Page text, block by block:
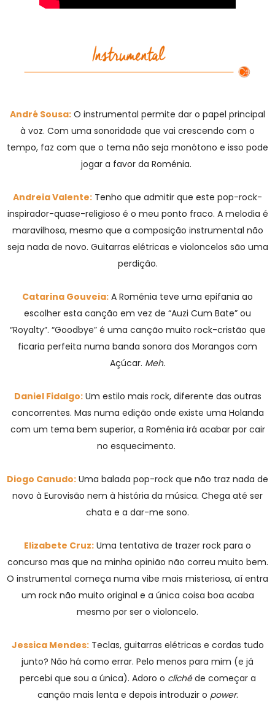
André Sousa: O instrumental permite dar o papel principal
à voz. Com uma sonoridade que vai crescendo com o
tempo, faz com que o tema não seja monótono e isso pode
jogar a favor da Roménia.
Andreia Valente: Tenho que admitir que este pop-rock-
inspirador-quase-religioso é o meu ponto fraco. A melodia é
maravilhosa, mesmo que a composição instrumental não
seja nada de novo. Guitarras elétricas e violoncelos são uma
perdição.
Catarina Gouveia: A Roménia teve uma epifania ao
escolher esta canção em vez de “Auzi Cum Bate” ou
“Royalty”. “Goodbye” é uma canção muito rock-cristão que
ficaria perfeita numa banda sonora dos Morangos com
Açúcar. Meh.
Daniel Fidalgo:Um estilo mais rock, diferente das outras
concorrentes. Mas numa edição onde existe uma Holanda
com um tema bem superior, a Roménia irá acabar por cair
no esquecimento.
Diogo Canudo: Uma balada pop-rock que não traz nada de
novo à Eurovisão nem à história da música. Chega até ser
chata e a dar-me sono.
Elizabete Cruz: Uma tentativa de trazer rock para o
concurso mas que na minha opinião não correu muito bem.
O instrumental começa numa vibe mais misteriosa, aí entra
um rock não muito original e a única coisa boa acaba
mesmo por ser o violoncelo.
Jessica Mendes:Teclas, guitarras elétricas e cordas tudo
junto? Não há como errar. Pelo menos para mim (e já
percebi que sou a única). Adoro o clichéde começar a
canção mais lenta e depois introduzir o power.